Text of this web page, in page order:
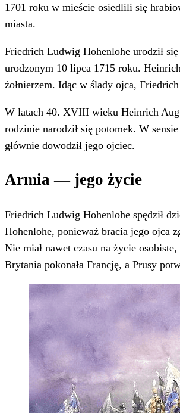
1701 roku w mieście osiedlili się
miasta.
Friedrich Ludwig Hohenlohe urodził
urodzonym 10 lipca 1715 roku.
żołnierzem. Idąc w ślady ojca,
W latach 40. XVIII wieku Heinrich
rodzinie narodził się potomek. W
głównie dowodził jego ojciec.
Armia — jego życie
Friedrich Ludwig Hohenlohe spędził
Hohenlohe, ponieważ bracia jego ojca
Nie miał nawet czasu na życie
Brytania pokonała Francję, a Prusy